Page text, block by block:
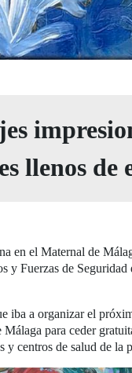
llenos
en el Maternal de
y Fuerzas de
iba a organizar el
para ceder
y centros de salud de la